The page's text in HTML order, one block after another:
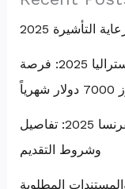
2025
عقود عمل في مجال الحلاقة في أستراليا 2025: فرصة
فرص عمل موسمية في مجال البستنة بفرنسا 2025: تفاصيل
وشروط التقديم
والمستندات المطلوبة